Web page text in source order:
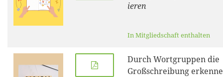
ieren
In Mitgliedschaft enthalten
Durch Wortgruppen die
Großschreibung